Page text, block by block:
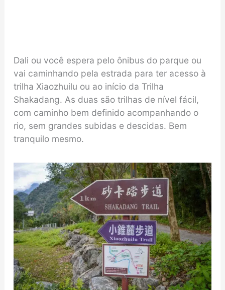
Dali ou você espera pelo ônibus do parque ou
vai caminhando pela estrada para ter acesso à
trilha Xiaozhuilu ou ao início da Trilha
Shakadang. As duas são trilhas de nível fácil,
com caminho bem definido acompanhando o
rio, sem grandes subidas e descidas. Bem
tranquilo mesmo.